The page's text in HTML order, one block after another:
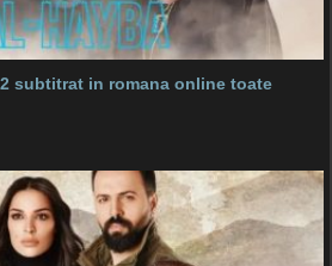
subtitrat in romana online toate